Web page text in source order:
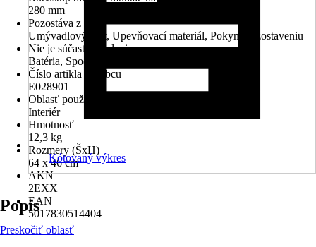
280 mm
Pozostáva z
Umývadlový pult, Upevňovací materiál, Pokyny k zostaveniu
Nie je súčasťou balenia
Batéria, Spodná skrinka
Číslo artikla výrobcu
E028901
Oblasť použitia
Interiér
Hmotnosť
12,3 kg
Rozmery (ŠxH)
64 x 46 cm
AKN
2EXX
EAN
5017830514404
Kótovaný výkres
Popis
Preskočiť oblasť